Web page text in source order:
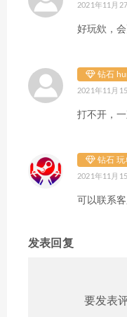
2021年11月
好玩欸，
钻石
2021年11月
打不开，
钻石 玩
2021年11月
可以联系
发表回复
要发表